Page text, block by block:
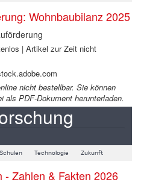
Wohnbaubilanz 2025
| Artikel zur Zeit nicht
nicht bestellbar. Sie können
als PDF-Dokument herunterladen.
Schulen Technologie Zukunft
- Zahlen & Fakten 2026